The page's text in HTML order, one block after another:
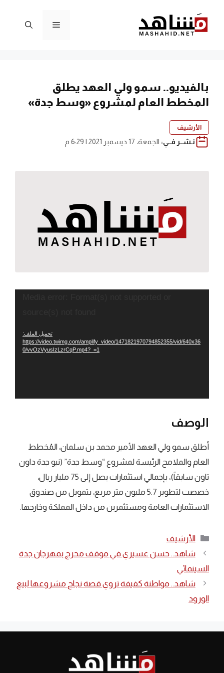
المحتوى
القائمة
بالفيديو.. سمو ولي العهد يطلق
المخطط العام لمشروع «وسط جدة»
الأرشيف
نـشــر فــي: الجمعة، 17 ديسمبر 2021 | 6:29 م
تحميل الملف:
https://video.twimg.com/amplify_video/1471821970794852355/vid/640x36
0/vvOzVyusIzLzrCqP.mp4?_=1
الوصف
أطلق سمو ولي العهد الأمير محمد بن سلمان، المُخطط
العام والملامح الرئيسة لمشروع “وسط جدة” (نيو جدة داون
تاون سابقاً)، بإجمالي استثمارات يصل إلى 75 مليار ريال،
خصصت لتطوير 5.7 مليون متر مربع، بتمويل من صندوق
الاستثمارات العامة ومستثمرين من داخل المملكة وخارجها.
التصنيفات
الأرشيف
شاهد.. حسن عسيري في موقف محرج بمهرجان جدة
السينمائي
شاهد.. مواطنة كفيفة تروي قصة نجاح مشروعها لبيع
الورود